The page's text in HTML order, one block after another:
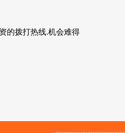
的拨打热线.机会难得